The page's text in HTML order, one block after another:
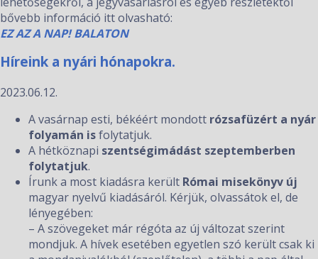
bővebb információ itt olvasható:
EZ AZ A NAP! BALATON
Híreink a nyári hónapokra.
2023.06.12.
A vasárnap esti, békéért mondott rózsafüzért a nyár
folyamán isfolytatjuk.
A hétköznapi szentségimádást szeptemberben
folytatjuk.
Írunk a most kiadásra került Római misekönyv új
magyar nyelvű kiadásáról. Kérjük, olvassátok el, de
lényegében:
– A szövegeket már régóta az új változat szerint
mondjuk. A hívek esetében egyetlen szó került csak ki